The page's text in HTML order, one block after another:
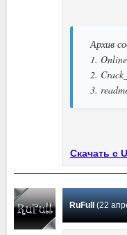
Архив
1.
2.
3.
Скачать с
RuFull (22